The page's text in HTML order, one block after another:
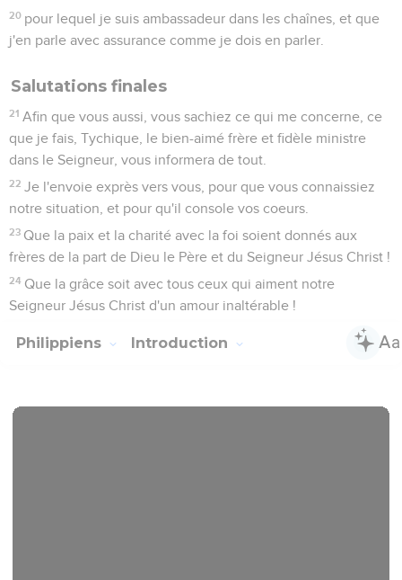
20 pour lequel je suis ambassadeur dans les chaînes, et que
j'en parle avec assurance comme je dois en parler.
Salutations finales
21 Afin que vous aussi, vous sachiez ce qui me concerne, ce
que je fais, Tychique, le bien-aimé frère et fidèle ministre
dans le Seigneur, vous informera de tout.
22 Je l'envoie exprès vers vous, pour que vous connaissiez
notre situation, et pour qu'il console vos coeurs.
23 Que la paix et la charité avec la foi soient donnés aux
frères de la part de Dieu le Père et du Seigneur Jésus Christ !
24 Que la grâce soit avec tous ceux qui aiment notre
Seigneur Jésus Christ d'un amour inaltérable !
Philippiens Introduction